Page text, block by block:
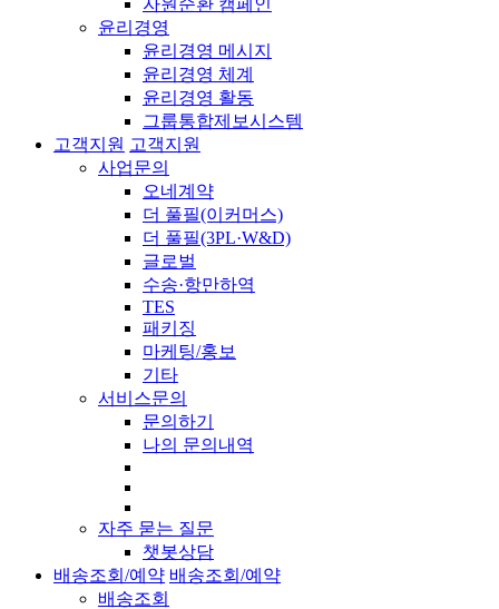
윤리경영
윤리경영 메시지
윤리경영 체계
윤리경영 활동
그룹통합제보시스템
고객지원 고객지원
사업문의
오네계약
더 풀필(이커머스)
더 풀필(3PL·W&D)
글로벌
수송·항만하역
TES
패키징
마케팅/홍보
기타
서비스문의
문의하기
나의 문의내역
자주 묻는 질문
챗봇상담
배송조회/예약 배송조회/예약
배송조회